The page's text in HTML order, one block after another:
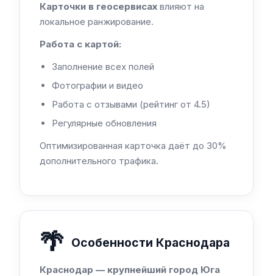
Карточки в геосервисах влияют на
локальное ранжирование.
Работа с картой:
Заполнение всех полей
Фотографии и видео
Работа с отзывами (рейтинг от 4.5)
Регулярные обновления
Оптимизированная карточка даёт до 30%
дополнительного трафика.
🌴 Особенности Краснодара
Краснодар — крупнейший город Юга